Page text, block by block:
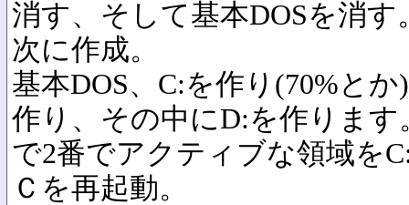
消す、そして基本DOSを消す
次に作成。
基本DOS、C:を作り(70%と
作り、その中にD:を作ります
で2番でアクティブな領域を
Ｃを再起動。